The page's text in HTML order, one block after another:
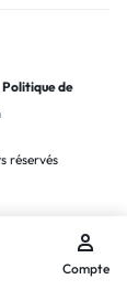
Politique de
réservés
Compte